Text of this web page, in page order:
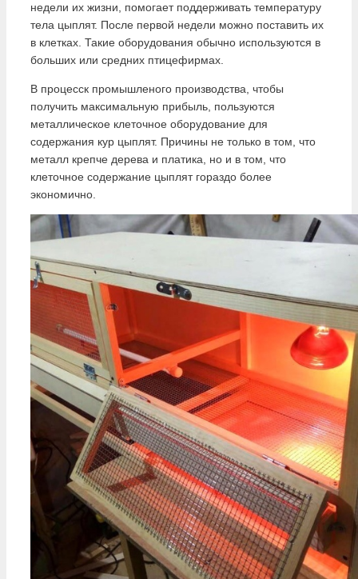
недели их жизни, помогает поддерживать температуру
тела цыплят. После первой недели можно поставить их
в клетках. Такие оборудования обычно используются в
больших или средних птицефирмах.
В процесск промышленого производства, чтобы
получить максимальную прибыль, пользуются
металлическое клеточное оборудование для
содержания кур цыплят. Причины не только в том, что
металл крепче дерева и платика, но и в том, что
клеточное содержание цыплят гораздо более
экономично.